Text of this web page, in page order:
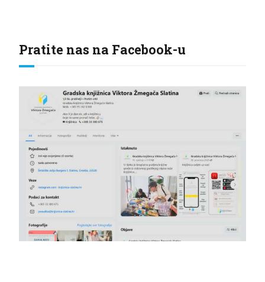
Pratite nas na Facebook-u